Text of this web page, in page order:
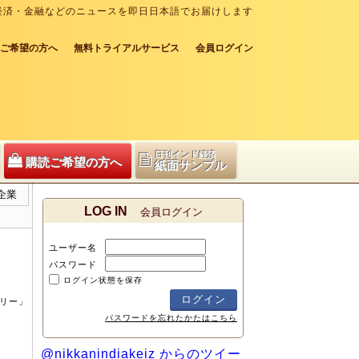
・金融などのニュースを即日日本語でお届けします
希望の方へ 無料トライアルサービス 会員ログイン
購読ご希望の方へ
日刊インド経済
紙面サンプル
業
ー」
LOG IN 会員ログイン
ユーザー名
パスワード
ログイン状態を保存
パスワードを忘れたかたはこちら
@nikkanindiakeiz からのツイー